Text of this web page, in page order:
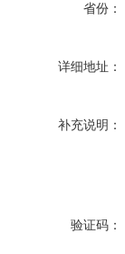
省份：
详细地址：
补充说明：
验证码：